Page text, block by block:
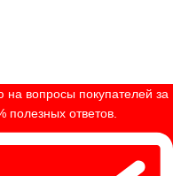
на вопросы покупателей за
полезных ответов.